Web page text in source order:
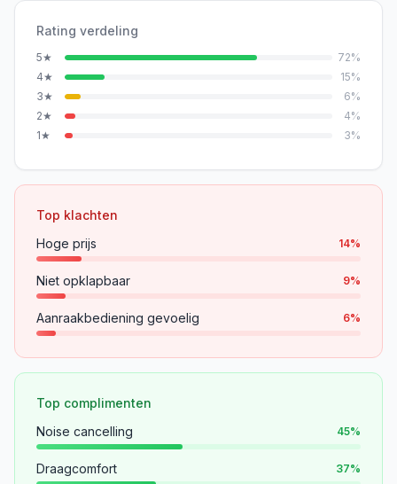
Rating verdeling
5★ 72%
4★ 15%
3★ 6%
2★ 4%
1★ 3%
Top klachten
Hoge prijs
14%
Niet opklapbaar 9%
Aanraakbediening gevoelig 6%
Top complimenten
Noise cancelling
45%
Draagcomfort 37%